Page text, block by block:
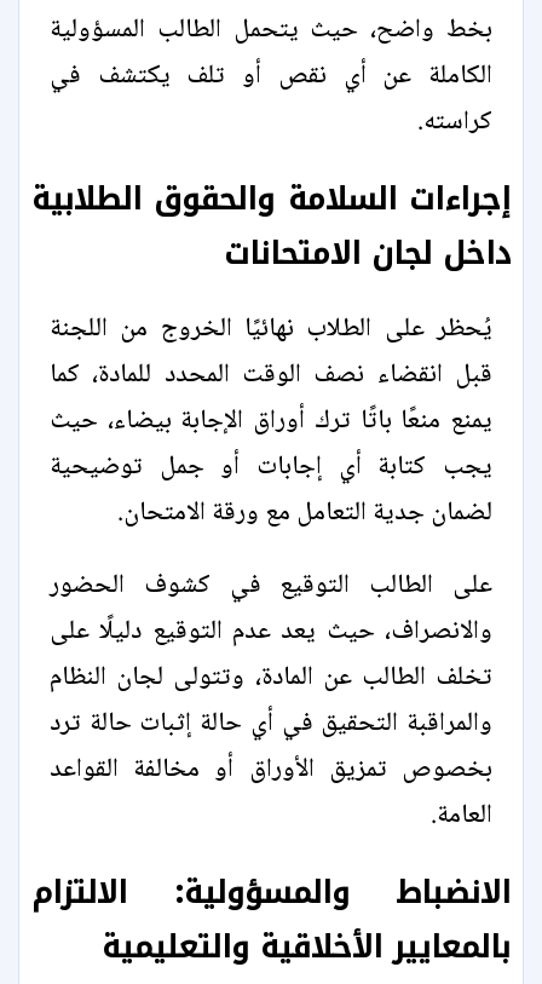
بخط واضح، حيث يتحمل الطالب المسؤولية
الكاملة عن أي نقص أو تلف يكتشف في
كراسته.
إجراءات السلامة والحقوق الطلابية
داخل لجان الامتحانات
يُحظر على الطلاب نهائيًا الخروج من اللجنة
قبل انقضاء نصف الوقت المحدد للمادة، كما
يمنع منعًا باتًا ترك أوراق الإجابة بيضاء، حيث
يجب كتابة أي إجابات أو جمل توضيحية
لضمان جدية التعامل مع ورقة الامتحان.
على الطالب التوقيع في كشوف الحضور
والانصراف، حيث يعد عدم التوقيع دليلًا على
تخلف الطالب عن المادة، وتتولى لجان النظام
والمراقبة التحقيق في أي حالة إثبات حالة ترد
بخصوص تمزيق الأوراق أو مخالفة القواعد
العامة.
الانضباط والمسؤولية: الالتزام
بالمعايير الأخلاقية والتعليمية